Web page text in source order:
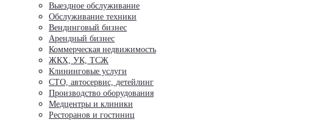
Выездное обслуживание
Обслуживание техники
Вендинговый бизнес
Арендный бизнес
Коммерческая недвижимость
ЖКХ, УК, ТСЖ
Клининговые услуги
СТО, автосервис, детейлинг
Производство оборудования
Медцентры и клиники
Ресторанов и гостиниц